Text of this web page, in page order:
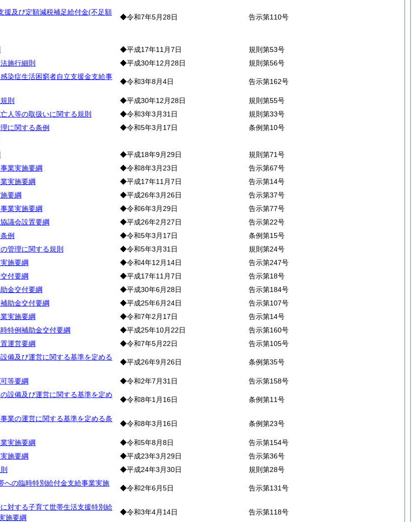
援及び定額減税補足給付金(不足額
◆令和7年5月28日 告示第110号
◆平成17年11月7日
規則第53号
施行細則
◆平成30年12月28日
規則第56号
染症生活困窮者自立支援金支給事
◆令和3年8月4日 告示第162号
則 ◆平成30年12月28日
規則第55号
人等の取扱いに関する規則
◆令和3年3月31日
規則第33号
に関する条例
◆令和5年3月17日
条例第10号
◆平成18年9月29日
規則第71号
業実施要綱
◆令和8年3月23日
告示第67号
実施要綱
◆平成17年11月7日
告示第14号
要綱
◆平成26年3月26日
告示第37号
業実施要綱
◆令和6年3月29日
告示第77号
議会設置要綱
◆平成26年2月27日
告示第22号
例
◆令和5年3月17日
条例第15号
管理に関する規則
◆令和5年3月31日
規則第24号
施要綱
◆令和4年12月14日
告示第247号
付要綱
◆平成17年11月7日
告示第18号
金交付要綱
◆平成30年6月28日
告示第184号
助金交付要綱
◆平成25年6月24日
告示第107号
実施要綱
◆令和7年2月17日
告示第14号
特例補助金交付要綱
◆平成25年10月22日
告示第160号
運営要綱
◆令和7年5月22日
告示第105号
備及び運営に関する基準を定める
◆平成26年9月26日 条例第35号
等要綱 ◆令和2年7月31日
告示第158号
設備及び運営に関する基準を定め
◆令和8年1月16日 条例第11号
業の運営に関する基準を定める条
◆令和8年3月16日 条例第23号
実施要綱 ◆令和5年8月8日
告示第154号
施要綱
◆平成23年3月29日
告示第36号
◆平成24年3月30日
規則第28号
への臨時特別給付金支給事業実施
◆令和2年6月5日 告示第131号
対する子育て世帯生活支援特別給
施要綱
◆令和3年4月14日 告示第118号